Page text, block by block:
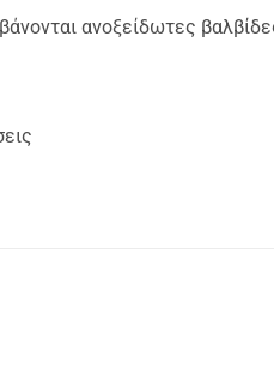
ανοξείδωτες